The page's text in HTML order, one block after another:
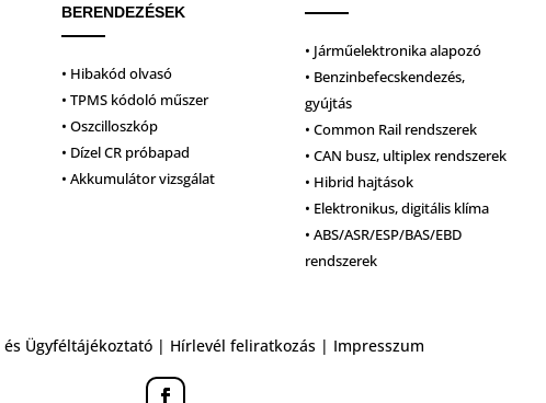
BERENDEZÉSEK
• Hibakód olvasó
• TPMS kódoló műszer
• Oszcilloszkóp
• Dízel CR próbapad
• Akkumulátor vizsgálat
• Járműelektronika alapozó
• Benzinbefecskendezés,
gyújtás
• Common Rail rendszerek
• CAN busz, ultiplex rendszerek
• Hibrid hajtások
• Elektronikus, digitális klíma
• ABS/ASR/ESP/BAS/EBD
rendszerek
Ügyféltájékoztató | Hírlevél feliratkozás | Impresszum